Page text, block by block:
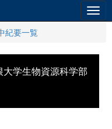
紀要一覧
大学生物資源科学部